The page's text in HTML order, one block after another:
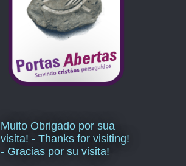
Muito Obrigado por sua
visita! - Thanks for visiting!
- Gracias por su visita!